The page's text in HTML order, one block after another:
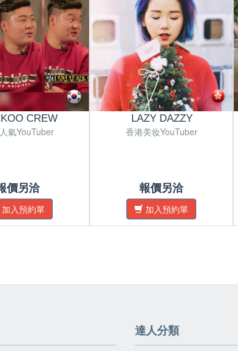
CREW
氣YouTuber
價另洽
加入預約單
LAZY DAZZY
香港美妆YouTuber
報價另洽
加入預約單
達人分類